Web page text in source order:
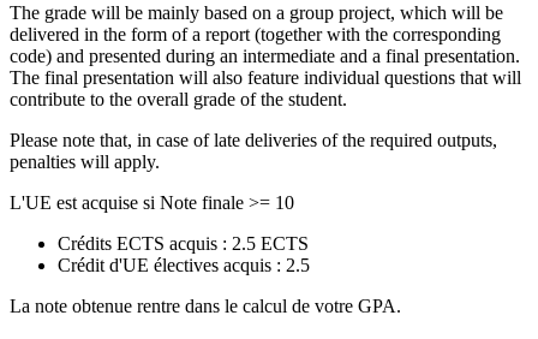
The grade will be mainly based on a group project, which will be
delivered in the form of a report (together with the corresponding
code) and presented during an intermediate and a final presentation.
The final presentation will also feature individual questions that will
contribute to the overall grade of the student.
Please note that, in case of late deliveries of the required outputs,
penalties will apply.
L'UE est acquise si Note finale >= 10
Crédits ECTS acquis : 2.5 ECTS
Crédit d'UE électives acquis : 2.5
La note obtenue rentre dans le calcul de votre GPA.